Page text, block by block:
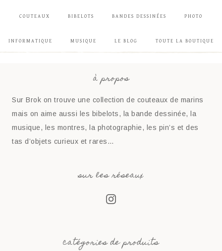
COUTEAUX BIBELOTS BANDES DESSINÉES PHOTO
INFORMATIQUE MUSIQUE LE BLOG TOUTE LA BOUTIQUE
à propos
Sur Brok on trouve une collection de couteaux de marins
mais on aime aussi les bibelots, la bande dessinée, la
musique, les montres, la photographie, les pin’s et des
tas d’objets curieux et rares…
sur les réseaux
catégories de produits